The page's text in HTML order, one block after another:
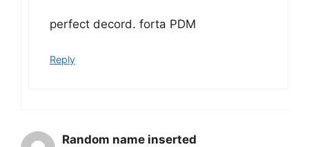
perfect decord. forta PDM
Reply
Random name inserted